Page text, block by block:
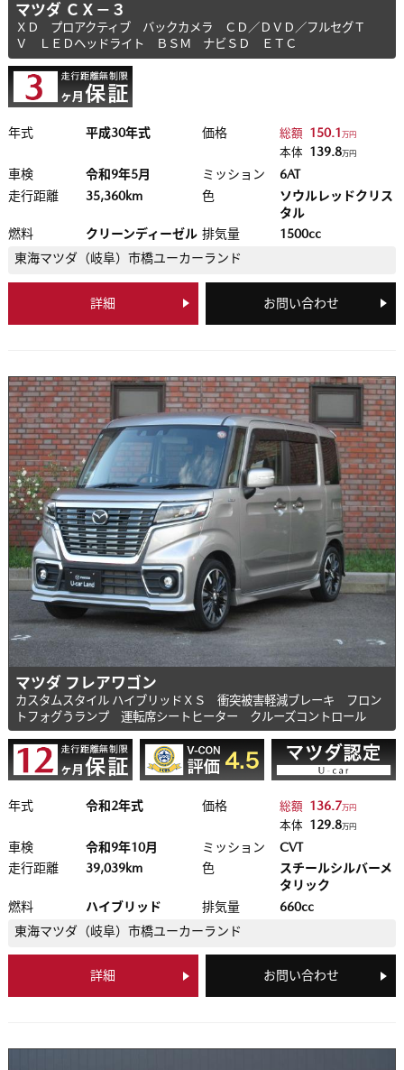
マツダ ＣＸ－３
ＸＤ プロアクティブ バックカメラ ＣＤ／ＤＶＤ／フルセグＴ
Ｖ ＬＥＤヘッドライト ＢＳＭ ナビＳＤ ＥＴＣ
年式 平成30年式 価格 総額 150.1万円
本体 139.8万円
車検 令和9年5月 ミッション
6AT
走行距離
35,360km 色
ソウルレッドクリス
タル
燃料
クリーンディーゼル 排気量
1500cc
東海マツダ（岐阜） 市橋ユーカーランド
詳細 お問い合わせ
マツダ フレアワゴン
カスタムスタイル ハイブリッドＸＳ 衝突被害軽減ブレーキ フロン
トフォグうランプ 運転席シートヒーター クルーズコントロール
年式 令和2年式 価格 総額 136.7 万円
本体 129.8 万円
車検 令和9年10月 ミッション
CVT
走行距離
39,039km 色
スチールシルバーメ
タリック
燃料
ハイブリッド 排気量
660cc
東海マツダ（岐阜） 市橋ユーカーランド
詳細 お問い合わせ